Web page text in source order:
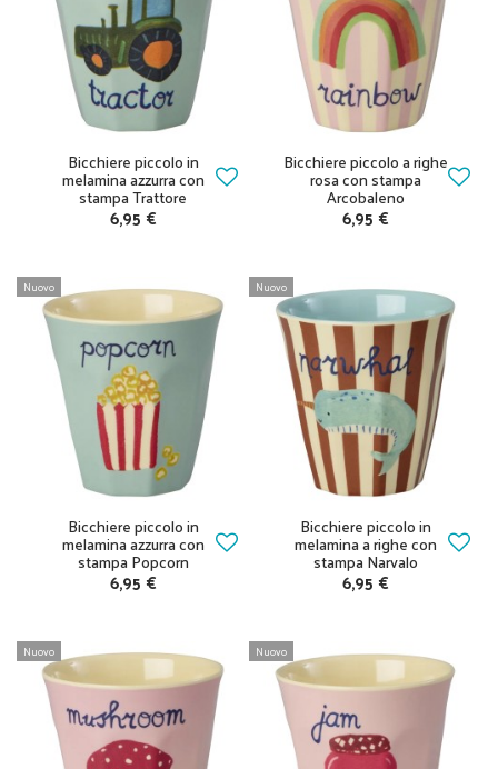
Bicchiere piccolo in
melamina azzurra con
stampa Trattore
6,95 €
Bicchiere piccolo a righe
rosa con stampa
Arcobaleno
6,95 €
Nuovo
Bicchiere piccolo in
melamina azzurra con
stampa Popcorn
6,95 €
Nuovo
Bicchiere piccolo in
melamina a righe con
stampa Narvalo
6,95 €
Nuovo Nuovo